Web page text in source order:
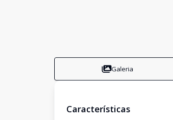
Galeria
Características